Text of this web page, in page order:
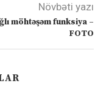
Növbəti yazı
möhtəşəm funksiya –
FOTO